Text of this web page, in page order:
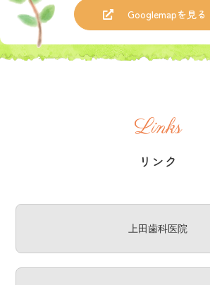
Googlemapを見る
Links
リンク
上田歯科医院